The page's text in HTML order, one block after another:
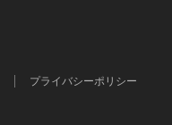
プライバシーポリシー